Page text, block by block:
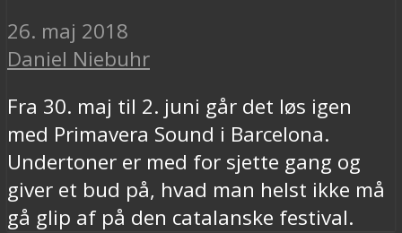
26. maj 2018
Daniel Niebuhr
Fra 30. maj til 2. juni går det løs igen
med Primavera Sound i Barcelona.
Undertoner er med for sjette gang og
giver et bud på, hvad man helst ikke må
gå glip af på den catalanske festival.